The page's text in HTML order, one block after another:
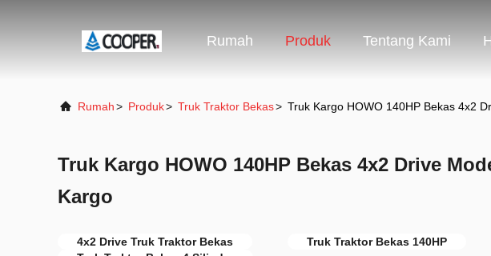
Rumah Produk Tentang Kami
Rumah> Produk> Truk Traktor Bekas> Truk Kargo HOWO 140HP Bekas 4x2
Truk Kargo HOWO 140HP Bekas 4x2 Drive
Kargo
4x2 Drive Truk Traktor Bekas
Truk Traktor Bekas 140HP